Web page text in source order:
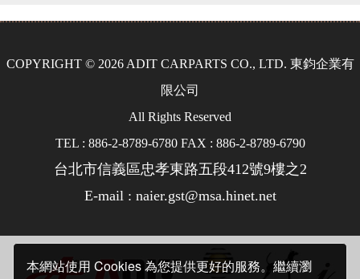
本網站使用 Cookies 為您提供更好的服務。繼續瀏
COPYRIGHT © 2026 ADIT CARPARTS CO., LTD. 東鈞企業有
限公司
All Rights Reserved
TEL : 886-2-8789-6780 FAX : 886-2-8789-6790
台北市信義區忠孝東路五段412號9樓之2
E-mail : naier.gst@msa.hinet.net